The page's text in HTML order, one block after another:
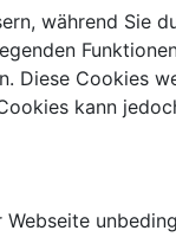
während
Diese Cookies
kann